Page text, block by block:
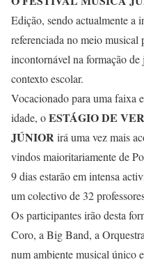
Edição, sendo actualmente a
referenciada no meio musical
incontornável na formação de
contexto escolar.
Vocacionado para uma faixa
idade, oESTÁGIO DE
JÚNIORirá uma vez mais
vindos maioritariamente de
9 dias estarão em intensa
um colectivo de 32
Os participantes irão desta
Coro, a Big Band, a
num ambiente musical único